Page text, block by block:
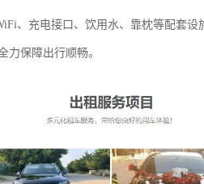
、充电接口、饮用水、靠枕等配套
力保障出行顺畅。